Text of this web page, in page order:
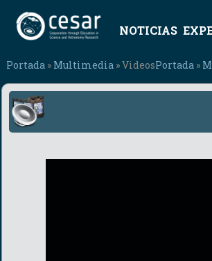
NOTICIAS
Portada » Multimedia » VideosPortada »